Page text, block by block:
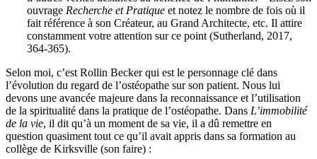
ouvrage Recherche et Pratique et notez le nombre de fois où il
fait référence à son Créateur, au Grand Architecte, etc. Il attire
constamment votre attention sur ce point (Sutherland, 2017,
364-365).
Selon moi, c’est Rollin Becker qui est le personnage clé dans
l’évolution du regard de l’ostéopathe sur son patient. Nous lui
devons une avancée majeure dans la reconnaissance et l’utilisation
de la spiritualité dans la pratique de l’ostéopathe. Dans L’immobilité
de la vie, il dit qu’à un moment de sa vie, il a dû remettre en
question quasiment tout ce qu’il avait appris dans sa formation au
collège de Kirksville (son faire) :